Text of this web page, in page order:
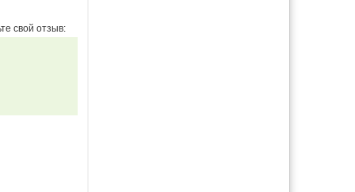
свой отзыв: